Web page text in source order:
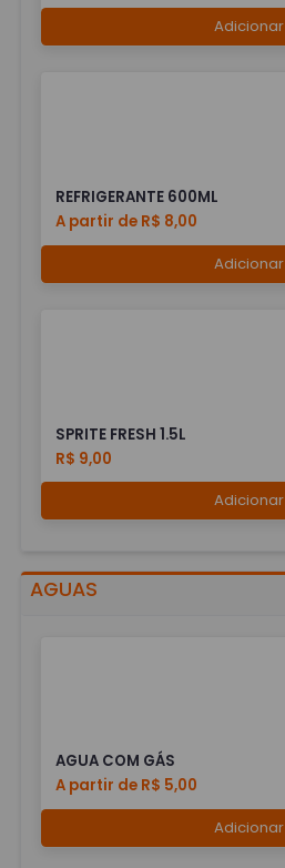
Adicionar
REFRIGERANTE 600ML
A partir de R$ 8,00
Adicionar
SPRITE FRESH 1.5L
R$ 9,00
Adicionar
AGUAS
AGUA COM GÁS
A partir de R$ 5,00
Adicionar